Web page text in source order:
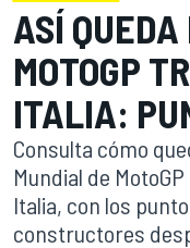
ASÍ
MOTOGP
ITALIA:
Consulta cómo
Mundial de
Italia, con los
constructores